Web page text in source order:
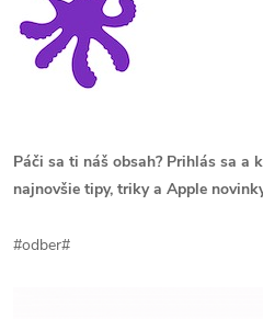
Páči sa ti náš obsah? Prihlás sa a
najnovšie tipy, triky a Apple
#odber#